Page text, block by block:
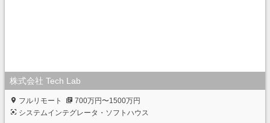
株式会社 Tech Lab
フルリモート
700万円〜1500万円
システムインテグレータ・ソフトハウス